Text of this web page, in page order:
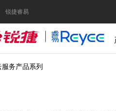
锐捷睿易
服务产品系列